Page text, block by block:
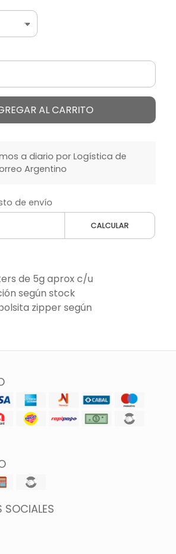
AL CARRITO
a diario por Logística de
Argentino
de envío
CALCULAR
de 5g aprox c/u
según stock
zipper según
SOCIALES